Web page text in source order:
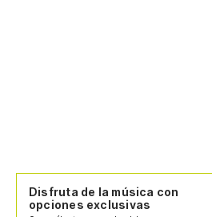
Disfruta de la música con
opciones exclusivas